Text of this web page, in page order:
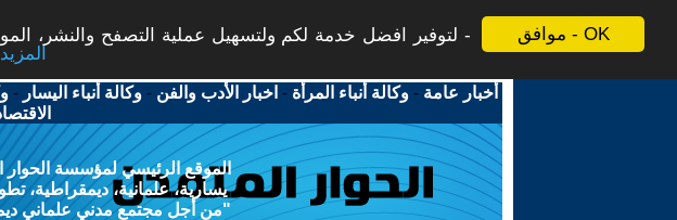
موافق - OK
لتوفير افضل خدمة لكم ولتسهيل عملية التصفح والنشر،
More info - المزيد
أخبار عامة -وكالة أنباء المرأة - اخبار الأدب والفن -وكالة أنباء اليسار -
الموقع الرئيسي لمؤسسة الحوار
يسارية، علمانية، ديمقراطية،
"من أجل مجتمع مدني علماني